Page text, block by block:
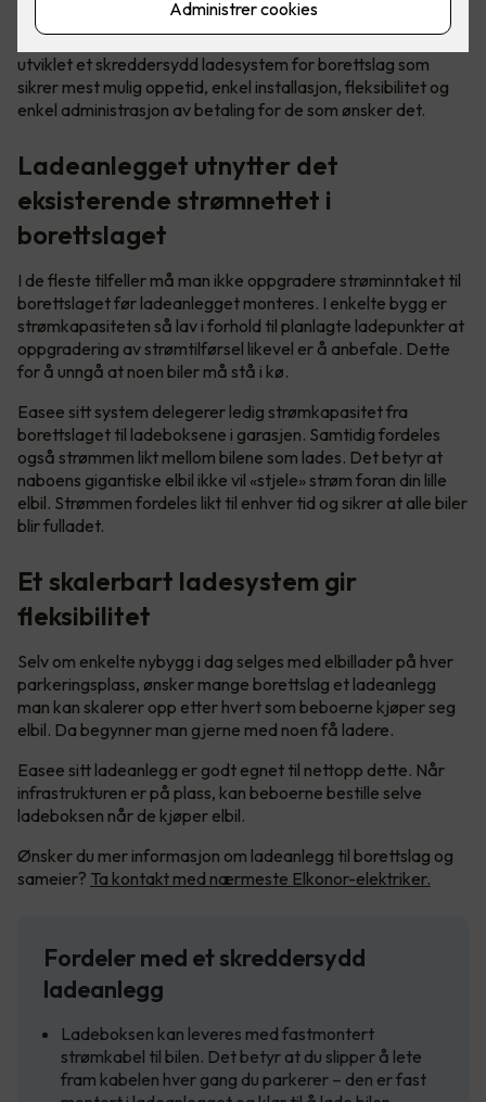
Det er mye å sette seg inn i og mange valg som skal tas
både av styret og generalforsamling.Norske Easeehar
utviklet et skreddersydd ladesystem for borettslag som
sikrer mest mulig oppetid, enkel installasjon, fleksibilitet og
enkel administrasjon av betaling for de som ønsker det.
Ladeanlegget utnytter det
eksisterende strømnettet i
borettslaget
I de fleste tilfeller må man ikke oppgradere strøminntaket til
borettslaget før ladeanlegget monteres. I enkelte bygg er
strømkapasiteten så lav i forhold til planlagte ladepunkter at
oppgradering av strømtilførsel likevel er å anbefale. Dette
for å unngå at noen biler må stå i kø.
Easee sitt system delegerer ledig strømkapasitet fra
borettslaget til ladeboksene i garasjen. Samtidig fordeles
også strømmen likt mellom bilene som lades. Det betyr at
naboens gigantiske elbil ikke vil «stjele» strøm foran din lille
elbil. Strømmen fordeles likt til enhver tid og sikrer at alle biler
blir fulladet.
Et skalerbart ladesystem gir
fleksibilitet
Selv om enkelte nybygg i dag selges med elbillader på hver
parkeringsplass, ønsker mange borettslag et ladeanlegg
man kan skalerer opp etter hvert som beboerne kjøper seg
elbil. Da begynner man gjerne med noen få ladere.
Easee sitt ladeanlegg er godt egnet til nettopp dette. Når
infrastrukturen er på plass, kan beboerne bestille selve
ladeboksen når de kjøper elbil.
Ønsker du mer informasjon om ladeanlegg til borettslag og
sameier? Ta kontakt med nærmeste Elkonor-elektriker.
Fordeler med et skreddersydd
ladeanlegg
Ladeboksen kan leveres med fastmontert
strømkabel til bilen. Det betyr at du slipper å lete
fram kabelen hver gang du parkerer – den er fast